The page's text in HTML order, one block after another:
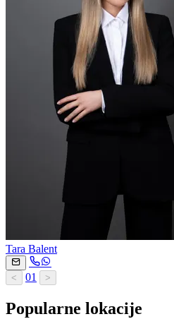
Tara Balent
< 01 >
Popularne lokacije